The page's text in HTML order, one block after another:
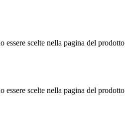
scelte nella pagina del prodotto
scelte nella pagina del prodotto